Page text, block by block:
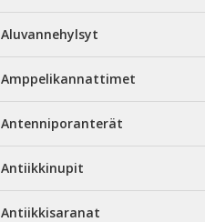
Aluvannehylsyt
Amppelikannattimet
Antenniporanterät
Antiikkinupit
Antiikkisaranat